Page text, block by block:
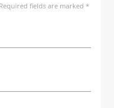
fields are marked *